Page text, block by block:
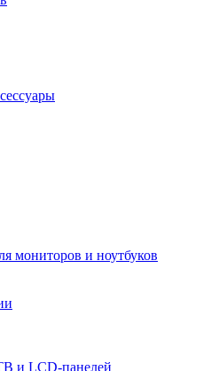
мониторов и ноутбуков
и LCD-панелей